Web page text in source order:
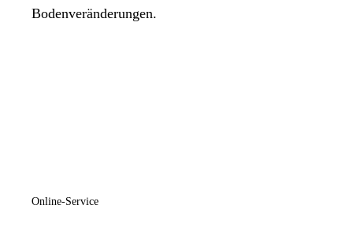
Bodenveränderungen.
Online-Service